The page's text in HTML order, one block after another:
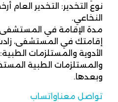
نوع التخدير: التخدير العام
النخاعي.
مدة الإقامة في
إقامتك في المستشفى،
الأدوية والمستلزمات
والمستلزمات الطبية
وبعدها.
تواصل معنا واتساب